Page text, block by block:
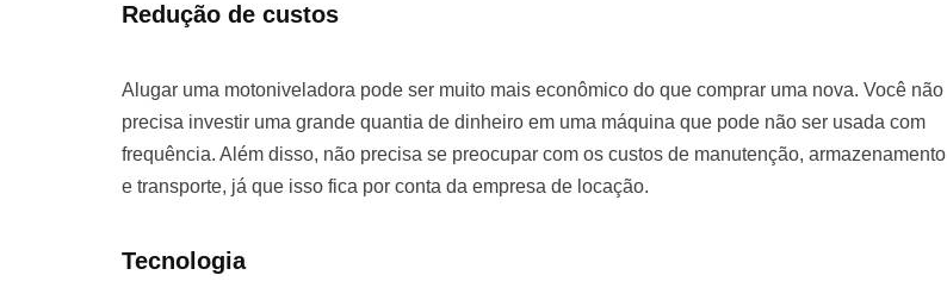
Redução de custos
Alugar uma motoniveladora pode ser muito mais econômico do que comprar uma nova. Você não
precisa investir uma grande quantia de dinheiro em uma máquina que pode não ser usada com
frequência. Além disso, não precisa se preocupar com os custos de manutenção, armazenamento
e transporte, já que isso fica por conta da empresa de locação.
Tecnologia